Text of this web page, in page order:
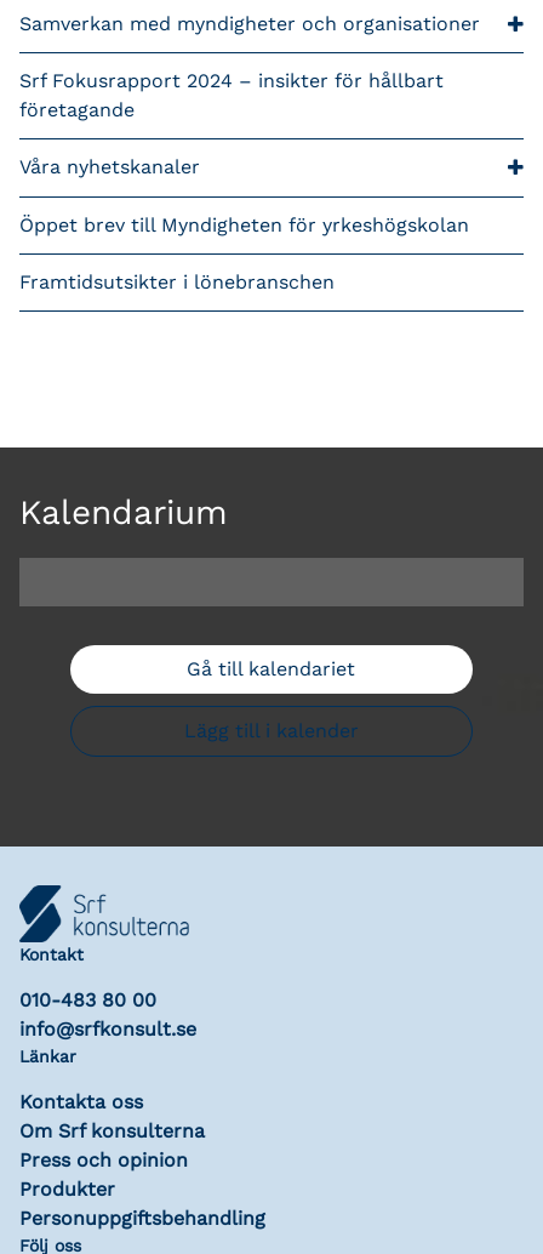
Samverkan med myndigheter och organisationer
Srf Fokusrapport 2024 – insikter för hållbart
företagande
Våra nyhetskanaler
Öppet brev till Myndigheten för yrkeshögskolan
Framtidsutsikter i lönebranschen
Kalendarium
Gå till kalendariet
Lägg till i kalender
Kontakt
010-483 80 00
info@srfkonsult.se
Länkar
Kontakta oss
Om Srf konsulterna
Press och opinion
Produkter
Personuppgiftsbehandling
Följ oss